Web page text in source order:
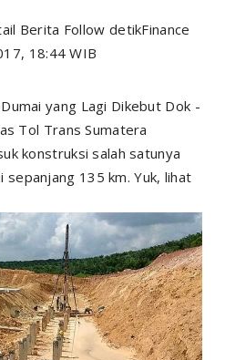
Berita Follow detikFinance
18:44 WIB
yang Lagi Dikebut Dok -
Tol Trans Sumatera
konstruksi salah satunya
sepanjang 135 km. Yuk, lihat